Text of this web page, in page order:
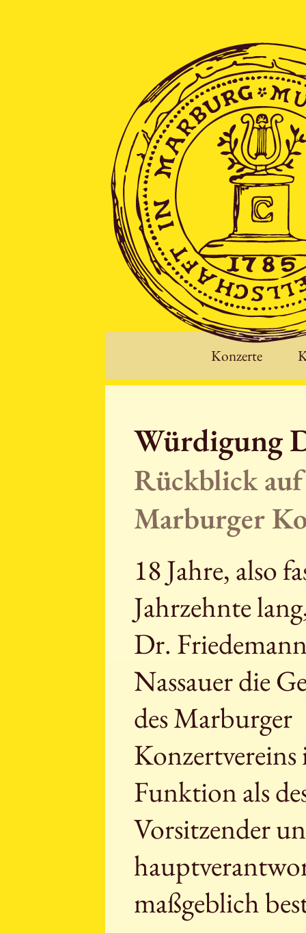
Konzerte
Würdigung
Rückblick auf
Marburger
18 Jahre, also
Jahrzehnte
Dr.
Nassauer die
des Marburger
Konzertvereins
Funktion als
Vorsitzender
maßgeblich